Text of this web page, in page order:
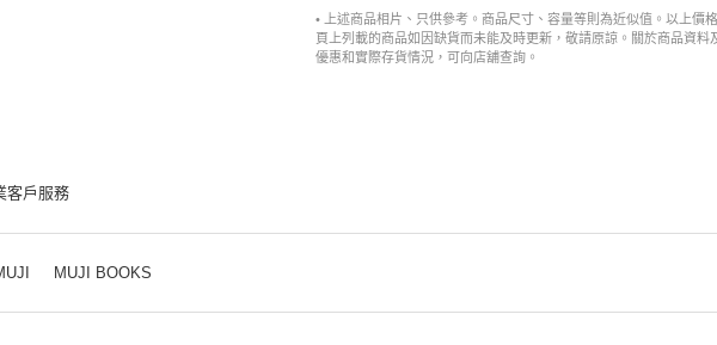
• 上述商品相片、只供參考。商品尺寸、容量等則為近似值。以上價
頁上列載的商品如因缺貨而未能及時更新，敬請原諒。關於商品資料
優惠和實際存貨情況，可向店舖查詢。
客戶服務
MUJI BOOKS